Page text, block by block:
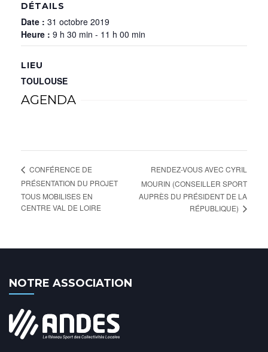
DÉTAILS
Date : 31 octobre 2019
Heure : 9 h 30 min - 11 h 00 min
LIEU
TOULOUSE
AGENDA
CONFÉRENCE DE
PRÉSENTATION DU PROJET
TOUS MOBILISES EN
CENTRE VAL DE LOIRE
RENDEZ-VOUS AVEC CYRIL
MOURIN (CONSEILLER SPORT
AUPRÈS DU PRÉSIDENT DE LA
RÉPUBLIQUE)
NOTRE ASSOCIATION